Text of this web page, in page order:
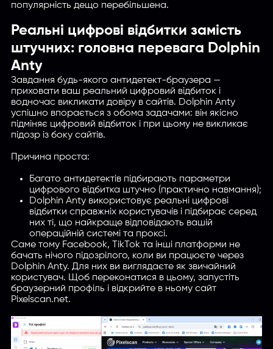
популярність дещо перебільшена.
Реальні цифрові відбитки замість
штучних: головна перевага Dolphin
Anty
Завдання будь-якого антидетект-браузера —
приховати ваш реальний цифровий відбиток і
водночас викликати довіру в сайтів. Dolphin Anty
успішно впорається з обома задачами: він якісно
підміняє цифровий відбиток і при цьому не викликає
підозр із боку сайтів.
Причина проста:
Багато антидетектів підбирають параметри
цифрового відбитка штучно (практично навмання);
Dolphin Anty використовує реальні цифрові
відбитки справжніх користувачів і підбирає серед
них ті, що найкраще відповідають вашій
операційній системі та проксі.
Саме тому Facebook, TikTok та інші платформи не
бачать нічого підозрілого, коли ви працюєте через
Dolphin Anty. Для них ви виглядаєте як звичайний
користувач. Щоб переконатися в цьому, запустіть
браузерний профіль і відкрийте в ньому сайт
Pixelscan.net.